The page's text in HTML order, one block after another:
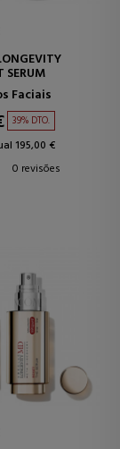
SERUM
Faciais
39% DTO.
195,00 €
0 revisões